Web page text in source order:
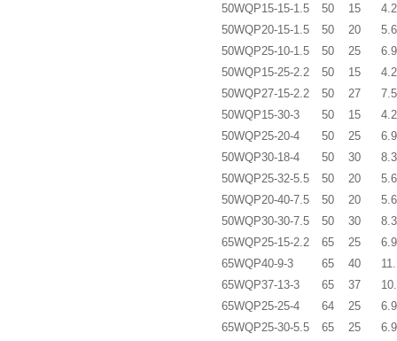
50WQP15-15-1.5
50 15
4.2
50WQP20-15-1.5
50 20
5.6
50WQP25-10-1.5
50 25
6.9
50WQP15-25-2.2
50 15
4.2
50WQP27-15-2.2
50 27
7.5
50WQP15-30-3
50 15
4.2
50WQP25-20-4
50 25
6.9
50WQP30-18-4
50 30
8.3
50WQP25-32-5.5
50 20
5.6
50WQP20-40-7.5
50 20
5.6
50WQP30-30-7.5
50 30
8.3
65WQP25-15-2.2
65 25
6.9
65WQP40-9-3
65 40
65WQP37-13-3
65 37
65WQP25-25-4
64 25
6.9
65WQP25-30-5.5
65 25 6.9